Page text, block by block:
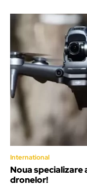
International
Noua specializare
dronelor!